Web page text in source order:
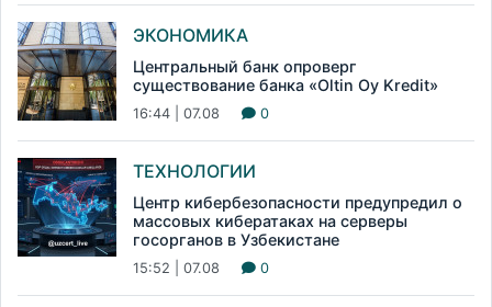
ЭКОНОМИКА
Центральный банк опроверг
существование банка «Oltin Oy Kredit»
16:44 | 07.08 0
ТЕХНОЛОГИИ
Центр кибербезопасности предупредил о
массовых кибератаках на серверы
госорганов в Узбекистане
15:52 | 07.08 0